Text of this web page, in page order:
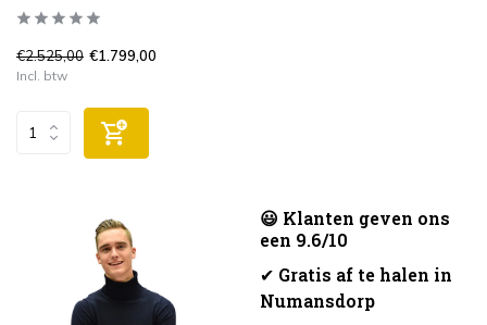
€2.525,00 €1.799,00
Incl. btw
😃 Klanten geven ons
een 9.6/10
✔ Gratis af te halen in
Numansdorp